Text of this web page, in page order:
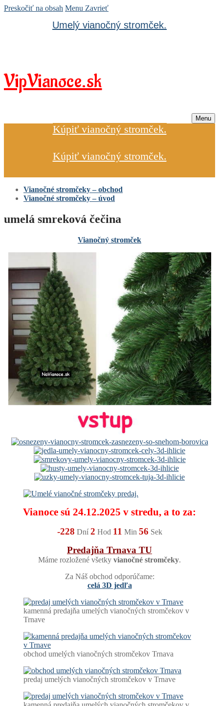
Preskočiť na obsah Menu Zavrieť
Umelý vianočný stromček.
VipVianoce.sk
Menu
Kúpiť vianočný stromček.
Kúpiť vianočný stromček.
Vianočné stromčeky – obchod
Vianočné stromčeky – úvod
umelá smreková čečina
Vianočný stromček
Vianoce sú 24.12.2025 v stredu, a to za:
-228 Dní 2 Hod 11 Min 55 Sek
Predajňa Trnava TU
Máme rozložené všetky vianočné stromčeky.
Za Náš obchod odporúčame:
celá 3D jedľa
kamenná predajňa umelých vianočných stromčekov v
Trnave
obchod umelých vianočných stromčekov Trnava
predaj umelých vianočných stromčekov v Trnave